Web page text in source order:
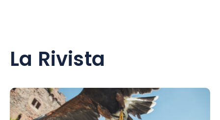
La Rivista